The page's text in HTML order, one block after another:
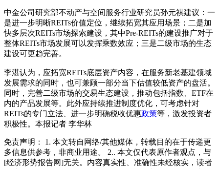
中金公司研究部不动产与空间服务行业研究员孙元祺建议：一
是进一步明晰REITs价值定位，继续拓宽其应用场景；二是加
快多层次REITs市场探索建设，其中Pre-REITs的建设推广对于
整体REITs市场发展可以发挥乘数效应；三是二级市场的生态
建设可更趋完善。
李湛认为，应拓宽REITs底层资产内容，在服务新老基建领域
发展需求的同时，也可兼顾一部分当下估值较低资产的盘活。
同时，完善二级市场的交易生态建设，推动包括指数、ETF在
内的产品发展等。此外应持续推进制度优化，可考虑针对
REITs的专门立法、进一步明确税收优惠政策等，激发投资者
积极性。本报记者 李华林
免责声明： 1. 本文转自网络/其他媒体，转载目的在于传递更
多信息供参考，非商业用途。 2.. 本文仅代表原作者观点，与
[经济形势报告网]无关。内容真实性、准确性未经核实，读者